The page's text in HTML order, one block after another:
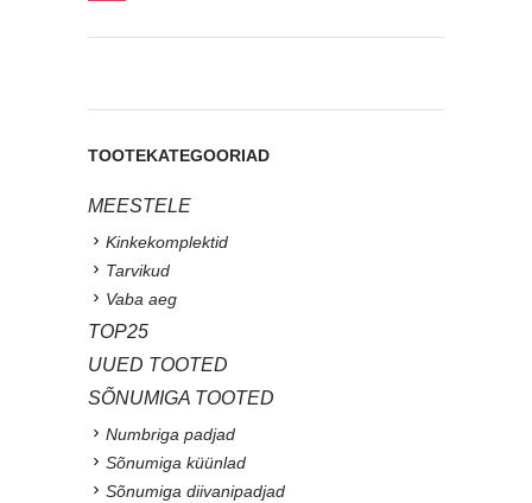
TOOTEKATEGOORIAD
MEESTELE
Kinkekomplektid
Tarvikud
Vaba aeg
TOP25
UUED TOOTED
SÕNUMIGA TOOTED
Numbriga padjad
Sõnumiga küünlad
Sõnumiga diivanipadjad